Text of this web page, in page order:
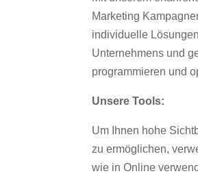
Marketing
individuelle
Unternehmens und
programmieren und
Unsere Tools:
Um Ihnen hohe
zu ermöglichen,
wie in Online